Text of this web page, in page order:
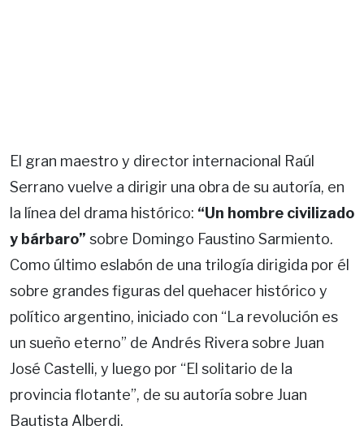
El gran maestro y director internacional Raúl
Serrano vuelve a dirigir una obra de su autoría, en
la línea del drama histórico: “Un hombre civilizado
y bárbaro” sobre Domingo Faustino Sarmiento.
Como último eslabón de una trilogía dirigida por él
sobre grandes figuras del quehacer histórico y
político argentino, iniciado con “La revolución es
un sueño eterno” de Andrés Rivera sobre Juan
José Castelli, y luego por “El solitario de la
provincia flotante”, de su autoría sobre Juan
Bautista Alberdi.